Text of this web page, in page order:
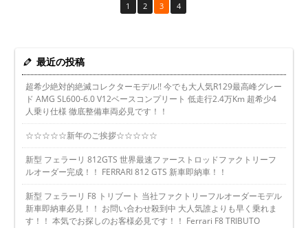
1 2 3 4
最近の投稿
超希少絶対的絶滅コレクターモデル!! 今でも大人気R129最高峰グレー
ド AMG SL600-6.0 V12ベースコンプリート 低走行2.4万Km 超希少4
人乗り仕様 徹底整備車両必見です！！
☆☆☆☆☆新年のご挨拶☆☆☆☆☆
新型 フェラーリ 812GTS 世界最速ファーストロッドファクトリーフ
ルオーダー完成！！ FERRARI 812 GTS 新車即納車！！
新型 フェラーリ F8 トリブート 当社ファクトリーフルオーダーモデル
新車即納車必見！！ お問い合わせ殺到中 大人気誰よりも早く乗れま
す！！ 本気でお探しのお客様必見です！！ Ferrari F8 TRIBUTO